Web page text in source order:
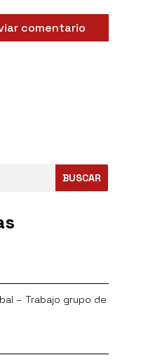
BUSCAR
– Trabajo grupo de